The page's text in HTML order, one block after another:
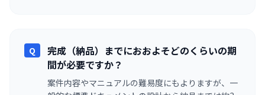
Q
完成（納品）までにおおよそどのくらいの期
間が必要ですか？
案件内容やマニュアルの難易度にもよりますが、一